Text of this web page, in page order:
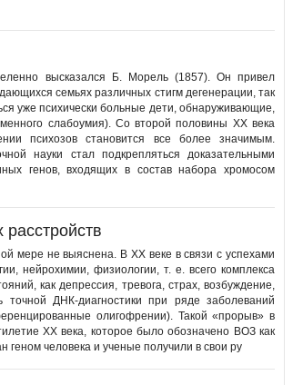
высказался Б. Морель (1857). Он привел
семьях различных стигм дегенерации, так
уже психически больные дети, обнаруживающие,
слабоумия). Со второй половины XX века
психозов становится все более значимым.
науки стал подкрепляться доказательными
генов, входящих в состав набора хромосом
расстройств
мере не выяснена. В XX веке в связи с успехами
нейрохимии, физиологии, т. е. всего комплекса
как депрессия, тревога, страх, возбуждение,
ДНК-диагностики при ряде заболеваний
олигофрении). Такой «прорыв» в
XX века, которое было обозначено ВОЗ как
человека и ученые получили в свои ру